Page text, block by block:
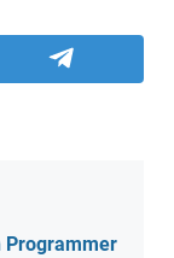
Programmer